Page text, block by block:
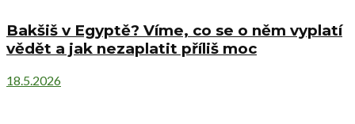
Bakšiš v Egyptě? Víme, co se o něm vyplatí
vědět a jak nezaplatit příliš moc
18.5.2026